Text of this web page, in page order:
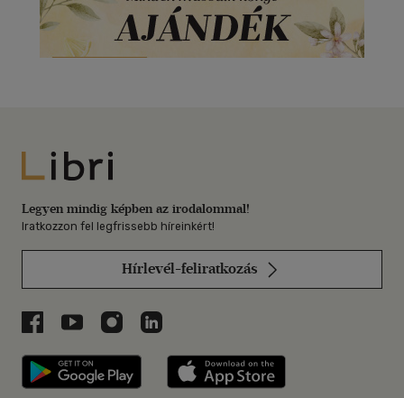
Libri
Legyen mindig képben az irodalommal!
Iratkozzon fel legfrissebb híreinkért!
Hírlevél-feliratkozás
Libri a Facebookon
Libri a Youtube-on
Libri az Instagramon
Libri a LinkedInen
Libri applikáció Szerezd meg: Google